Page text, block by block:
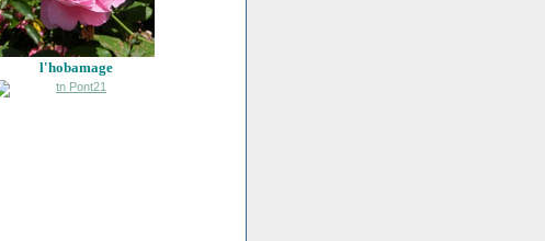
l'hobamage